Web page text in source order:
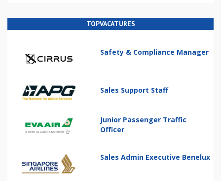
TOPVACATURES
Safety & Compliance Manager
Sales Support Staff
Junior Passenger Traffic
Officer
Sales Admin Executive Benelux